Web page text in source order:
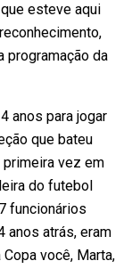
esteve aqui
programação da
anos para jogar
que bateu
vez em
do futebol
funcionários
anos atrás, eram
você, Marta,